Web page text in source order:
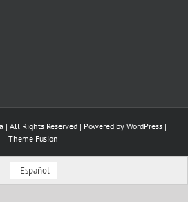
| All Rights Reserved | Powered by WordPress|
Theme Fusion
Español